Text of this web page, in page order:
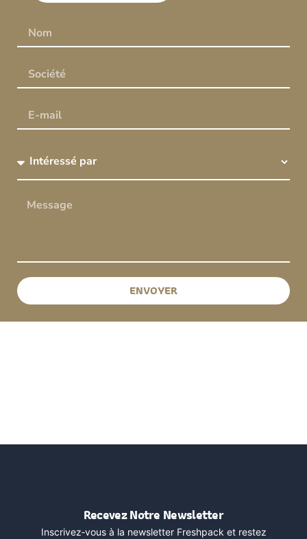
ENVOYER
Recevez Notre Newsletter
Inscrivez‑vous à la newsletter Freshpack et restez